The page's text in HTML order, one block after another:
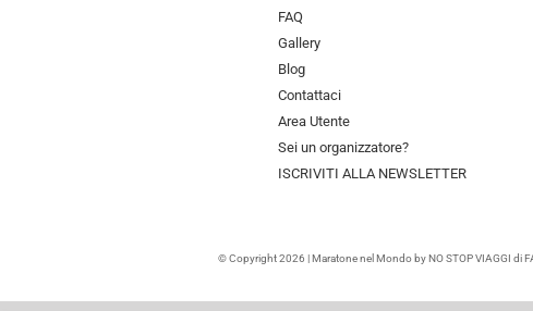
FAQ
Gallery
Blog
Contattaci
Area Utente
Sei un organizzatore?
ISCRIVITI ALLA NEWSLETTER
© Copyright 2026 | Maratone nel Mondo by NO STOP VIAGGI di